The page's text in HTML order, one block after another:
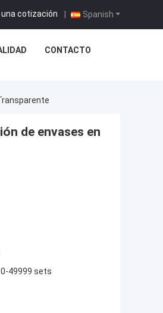
Spanish
cotización |
CONTACTO
de envases en
49999 sets